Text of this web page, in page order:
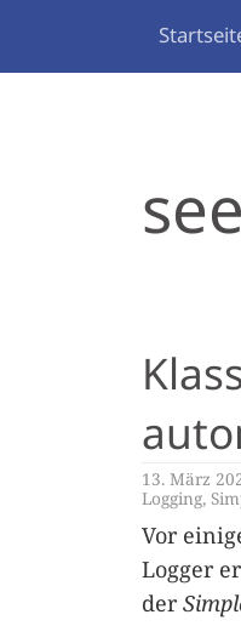
13. März
Logging,
Vor
Logger
der